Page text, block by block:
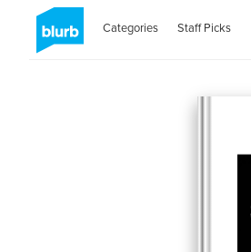
Categories Staff Picks